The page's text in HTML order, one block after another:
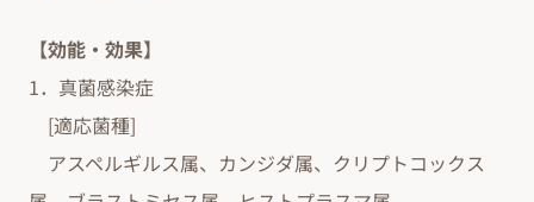
【効能・効果】
1．真菌感染症
[適応菌種]
アスペルギルス属、カンジダ属、クリプトコックス